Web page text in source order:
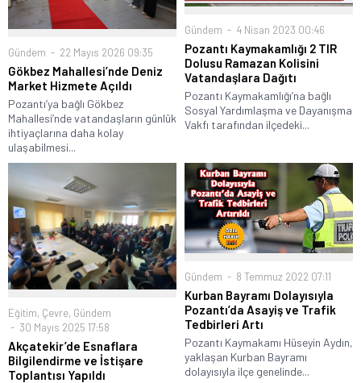
Gündem 22 Mayıs 2026 09:35
Gökbez Mahallesi’nde Deniz
Market Hizmete Açıldı
Pozantı’ya bağlı Gökbez
Mahallesi’nde vatandaşların günlük
ihtiyaçlarına daha kolay
ulaşabilmesi...
Gündem 4 Nisan 2023 00:46
Pozantı Kaymakamlığı 2 TIR
Dolusu Ramazan Kolisini
Vatandaşlara Dağıtı
Pozantı Kaymakamlığı’na bağlı
Sosyal Yardımlaşma ve Dayanışma
Vakfı tarafından ilçedeki...
Eğitim, Çevre, Gündem
30 Mayıs 2025 17:58
Akçatekir’de Esnaflara
Bilgilendirme ve İstişare
Toplantısı Yapıldı
Gündem 8 Temmuz 2022 07:11
Kurban Bayramı Dolayısıyla
Pozantı’da Asayiş ve Trafik
Tedbirleri Artı
Pozantı Kaymakamı Hüseyin Aydın,
yaklaşan Kurban Bayramı
dolayısıyla ilçe genelinde...